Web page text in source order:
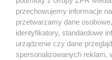
rozpowszechniany lub dalej
tym także elektroniczny lub
eksploatacji w jakiejkolwiek formie,
Internecie bez pisemnej zgody
wykorzystanie utworów w całości
tzn. bez właściwej zgody, jest
ścigane prawnie.
przechowujemy informacje
przetwarzamy dane
identyfikatory, standardowe
urządzenie czy dane
spersonalizowanych reklam,